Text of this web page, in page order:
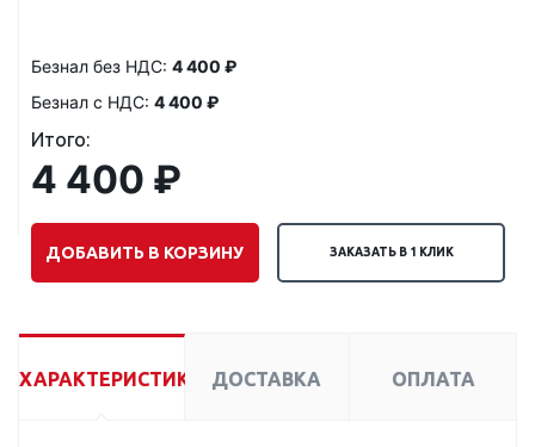
Безнал без НДС: 4 400 ₽
Безнал с НДС: 4 400 ₽
Итого:
4 400 ₽
ДОБАВИТЬ В КОРЗИНУ ЗАКАЗАТЬ В 1 КЛИК
ХАРАКТЕРИСТИКИ ДОСТАВКА ОПЛАТА